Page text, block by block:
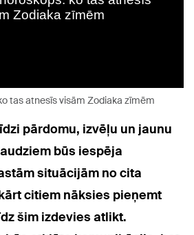
tas atnesīs visām Zodiaka zīmēm
pārdomu, izvēļu un jaunu
būs iespēja
situācijām no cita
citiem nāksies pieņemt
šim izdevies atlikt.